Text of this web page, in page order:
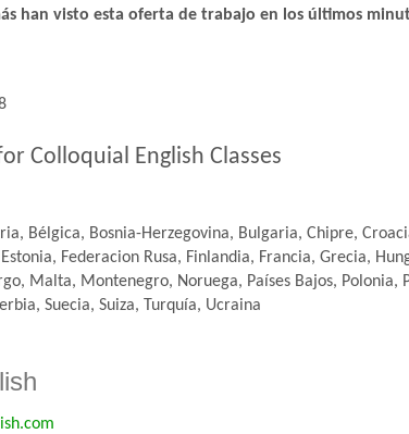
han visto esta oferta de trabajo en los últimos
Colloquial English Classes
Bélgica, Bosnia-Herzegovina, Bulgaria, Chipre,
Estonia, Federacion Rusa, Finlandia, Francia, Grecia,
Malta, Montenegro, Noruega, Países Bajos, Polonia,
Suecia, Suiza, Turquía, Ucraina